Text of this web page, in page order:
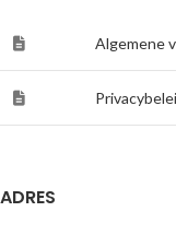
Algemene
ADRES